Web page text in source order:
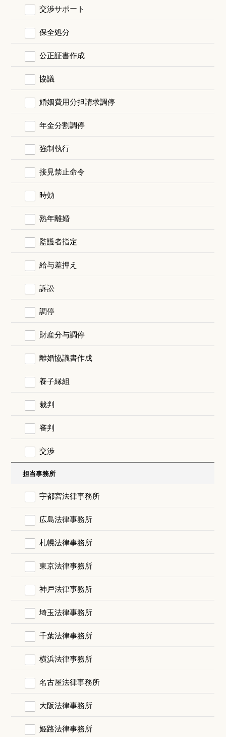
交渉サポート
保全処分
公正証書作成
協議
婚姻費用分担請求調停
年金分割調停
強制執行
接見禁止命令
時効
熟年離婚
監護者指定
給与差押え
訴訟
調停
財産分与調停
離婚協議書作成
養子縁組
裁判
審判
交渉
担当事務所
宇都宮法律事務所
広島法律事務所
札幌法律事務所
東京法律事務所
神戸法律事務所
埼玉法律事務所
千葉法律事務所
横浜法律事務所
名古屋法律事務所
大阪法律事務所
姫路法律事務所